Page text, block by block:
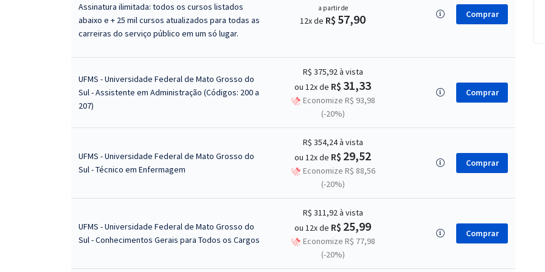
Assinatura ilimitada: todos os cursos listados
abaixo e + 25 mil cursos atualizados para todas as
carreiras do serviço público em um só lugar.
a partir de
12x de R$ 57,90 Comprar
UFMS - Universidade Federal de Mato Grosso do
Sul - Assistente em Administração (Códigos: 200 a
207)
R$ 375,92à vista
ou 12x de R$ 31,33
Economize R$ 93,98
(-20%)
Comprar
UFMS - Universidade Federal de Mato Grosso do
Sul - Técnico em Enfermagem
R$ 354,24à vista
ou 12x de R$ 29,52
Economize R$ 88,56
(-20%)
Comprar
UFMS - Universidade Federal de Mato Grosso do
Sul - Conhecimentos Gerais para Todos os Cargos
R$ 311,92à vista
ou 12x de R$ 25,99
Economize R$ 77,98
(-20%)
Comprar